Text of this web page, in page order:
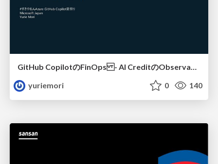
GitHub CopilotのFinOps - AI CreditのObservabilityと価値を生むためのエージェント設計
yuriemori
0 140